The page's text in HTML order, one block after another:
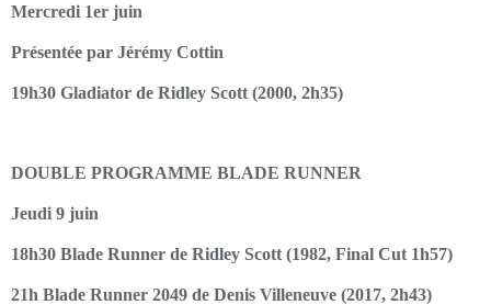
Mercredi 1er juin
Présentée par Jérémy Cottin
19h30 Gladiator de Ridley Scott (2000, 2h35)
DOUBLE PROGRAMME BLADE RUNNER
Jeudi 9 juin
18h30 Blade Runner de Ridley Scott (1982, Final Cut 1h57)
21h Blade Runner 2049 de Denis Villeneuve (2017, 2h43)